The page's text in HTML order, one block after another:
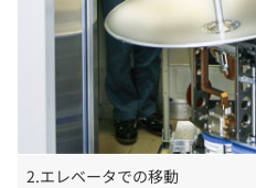
2.エレベータでの移動